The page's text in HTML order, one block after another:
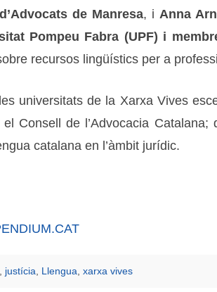
de Manresa, iAnna
Pompeu Fabra (UPF) i
recursos lingüístics per a
universitats de la Xarxa Vives
Consell de l’Advocacia
catalana en l’àmbit jurídic.
justícia, Llengua, xarxa vives